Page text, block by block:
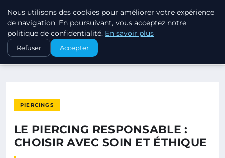
PIERCINGS ET PLUGS
ACCUEIL
PIERCINGS
LE PIERCING RESPONSABLE : CHOISIR AVEC SOIN ET ÉTHIQUE
PIERCINGS
LE PIERCING RESPONSABLE :
CHOISIR AVEC SOIN ET ÉTHIQUE
Nous utilisons des cookies pour améliorer votre expérience
de navigation. En poursuivant, vous acceptez notre
politique de confidentialité. En savoir plus
Refuser Accepter